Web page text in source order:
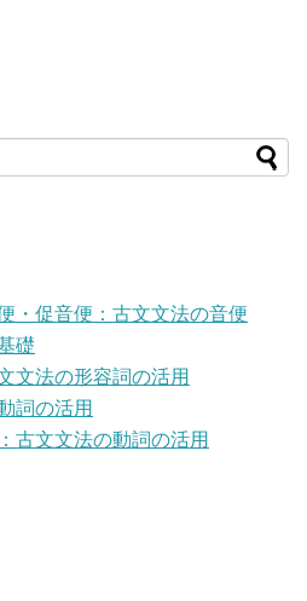
・促音便：古文文法の音便
礎
文法の形容詞の活用
詞の活用
古文文法の動詞の活用